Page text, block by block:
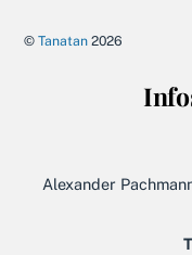
©Tanatan 2026
Alexander